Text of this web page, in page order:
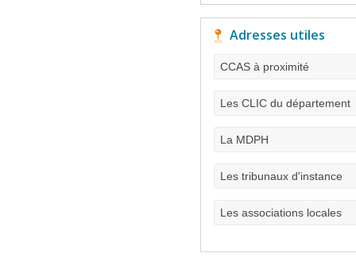
Adresses utiles
CCAS à proximité
Les CLIC du département
La MDPH
Les tribunaux d'instance
Les associations locales